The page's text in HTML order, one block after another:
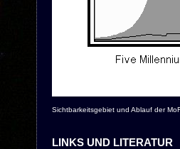
Sichtbarkeitsgebiet und Ablauf der
LINKS UND LITERATUR